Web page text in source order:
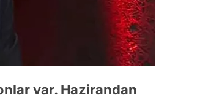
var. Hazirandan